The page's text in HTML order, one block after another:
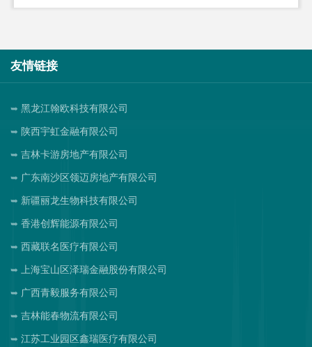
友情链接
黑龙江翰欧科技有限公司
陕西宇虹金融有限公司
吉林卡游房地产有限公司
广东南沙区领迈房地产有限公司
新疆丽龙生物科技有限公司
香港创辉能源有限公司
西藏联名医疗有限公司
上海宝山区泽瑞金融股份有限公司
广西青毅服务有限公司
吉林能春物流有限公司
江苏工业园区鑫瑞医疗有限公司